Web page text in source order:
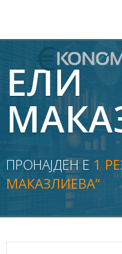
АКТУЕЛНО
ЕКОНОМИЈА
ФИНАНСИИ
БАНКАРСТВО
ЖИВОТ
МОЗАИК
ЕЛИ
ПРОНАЈДЕН Е 1
МАКАЗЛИЕВА“